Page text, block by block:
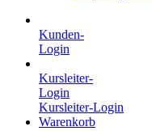
Kunden-
Login
Kursleiter-
Login
Kursleiter-Login
Warenkorb